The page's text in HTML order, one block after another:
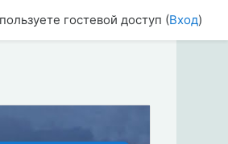
гостевой доступ (Вход)